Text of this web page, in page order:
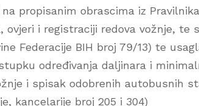
propisanim obrascima iz
ovjeri i registraciji redova vožnje, te
Federacije BIH broj 79/13) te
određivanja daljinara i
i spisak odobrenih autobusnih
kancelarije broj 205 i 304)